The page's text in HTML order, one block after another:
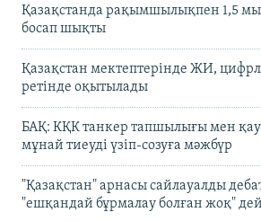
Қазақстанда рақымшылықпен 1,5
босап шықты
Қазақстан мектептерінде ЖИ,
ретінде оқытылады
БАҚ: КҚК танкер тапшылығы мен
мұнай тиеуді үзіп-созуға мәжбүр
"Қазақстан" арнасы сайлауалды
"ешқандай бұрмалау болған жоқ"